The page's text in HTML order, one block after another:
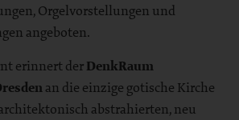
Orgelvorstellungen und
angeboten.
erinnert derDenkRaum
an die einzige gotische Kirche
abstrahierten, neu